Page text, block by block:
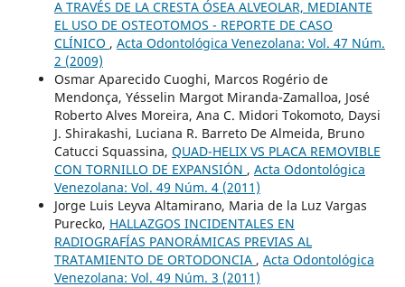
A TRAVÉS DE LA CRESTA ÓSEA ALVEOLAR, MEDIANTE
EL USO DE OSTEOTOMOS - REPORTE DE CASO
CLÍNICO , Acta Odontológica Venezolana: Vol. 47 Núm.
2 (2009)
Osmar Aparecido Cuoghi, Marcos Rogério de
Mendonça, Yésselin Margot Miranda-Zamalloa, José
Roberto Alves Moreira, Ana C. Midori Tokomoto, Daysi
J. Shirakashi, Luciana R. Barreto De Almeida, Bruno
Catucci Squassina, QUAD-HELIX VS PLACA REMOVIBLE
CON TORNILLO DE EXPANSIÓN , Acta Odontológica
Venezolana: Vol. 49 Núm. 4 (2011)
Jorge Luis Leyva Altamirano, Maria de la Luz Vargas
Purecko, HALLAZGOS INCIDENTALES EN
RADIOGRAFÍAS PANORÁMICAS PREVIAS AL
TRATAMIENTO DE ORTODONCIA , Acta Odontológica
Venezolana: Vol. 49 Núm. 3 (2011)